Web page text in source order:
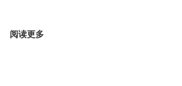
阅读更多